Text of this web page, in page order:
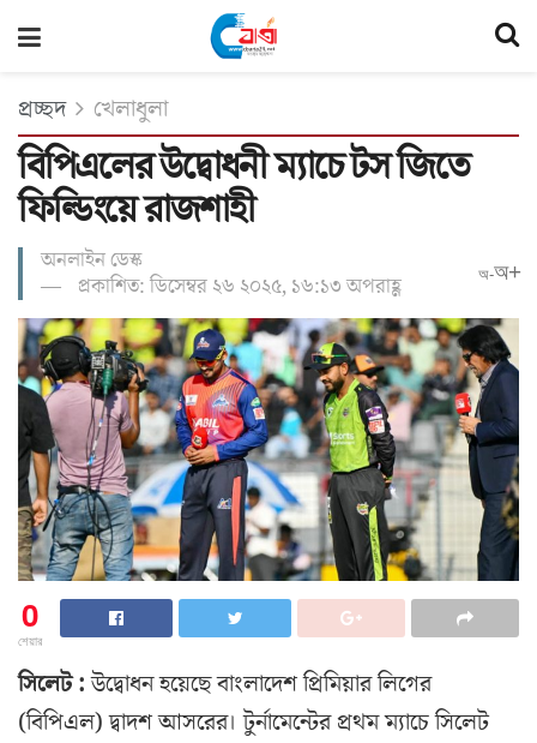
প্রচ্ছদ খেলাধুলা
বিপিএলের উদ্বোধনী ম্যাচে টস জিতে
ফিল্ডিংয়ে রাজশাহী
অনলাইন ডেস্ক
প্রকাশিত: ডিসেম্বর ২৬ ২০২৫, ১৬:১৩ অপরাহ্ণ
অ-অ+
0
শেয়ার
সিলেট :উদ্বোধন হয়েছে বাংলাদেশ প্রিমিয়ার লিগের
(বিপিএল) দ্বাদশ আসরের। টুর্নামেন্টের প্রথম ম্যাচে সিলেট